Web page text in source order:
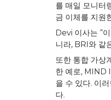
를 매일 모니터
금 이체를 지원
Devi 이사는 “
니라, BRI와 같
또한 통합 가상
한 예로, MIND
을 수 있다. 이
다.